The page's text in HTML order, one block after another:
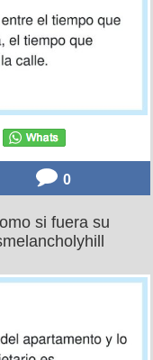
0
si fuera su